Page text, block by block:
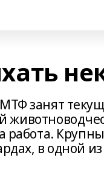
занят
работа.
в одной